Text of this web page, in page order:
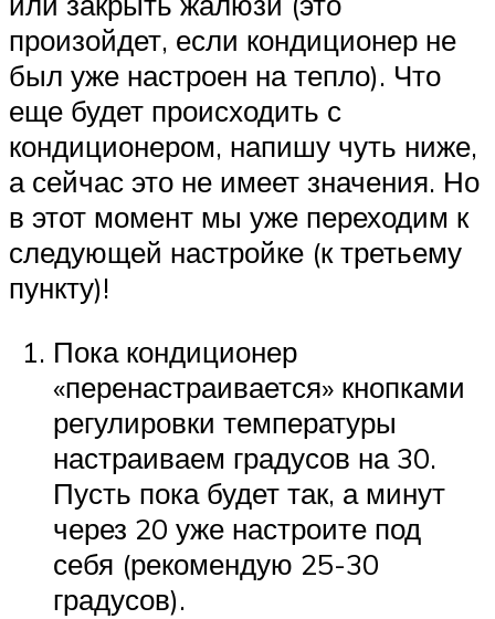
произойдет, если кондиционер не
был уже настроен на тепло). Что
еще будет происходить с
кондиционером, напишу чуть ниже,
а сейчас это не имеет значения. Но
в этот момент мы уже переходим к
следующей настройке (к третьему
пункту)!
Пока кондиционер
«перенастраивается» кнопками
регулировки температуры
настраиваем градусов на 30.
Пусть пока будет так, а минут
через 20 уже настроите под
себя (рекомендую 25-30
градусов).